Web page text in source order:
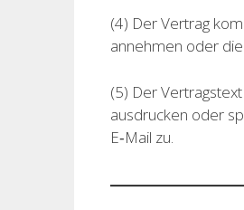
(4) Der Vertrag
annehmen oder
(5) Der
ausdrucken oder
E‑Mail zu.